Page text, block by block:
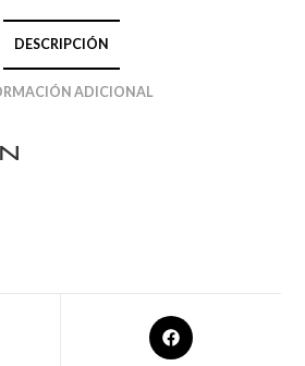
DESCRIPCIÓN
ADICIONAL